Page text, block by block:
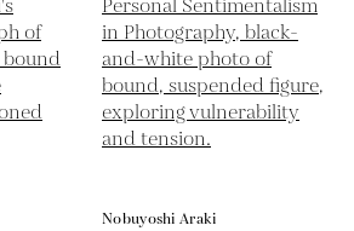
Nobuyoshi Araki